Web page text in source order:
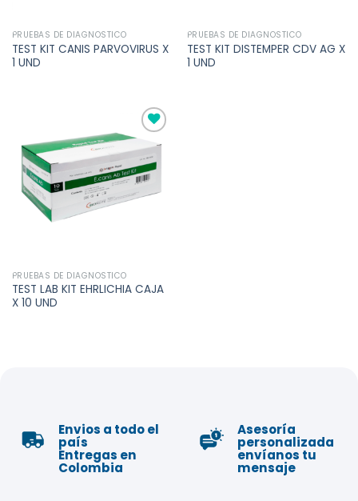
PRUEBAS DE DIAGNOSTICO
TEST KIT CANIS PARVOVIRUS X
1 UND
PRUEBAS DE DIAGNOSTICO
TEST KIT DISTEMPER CDV AG X
1 UND
Añadir
a la
lista de
deseos
PRUEBAS DE DIAGNOSTICO
TEST LAB KIT EHRLICHIA CAJA
X 10 UND
Envios a todo el
país
Entregas en
Colombia
Asesoría
personalizada
envíanos tu
mensaje